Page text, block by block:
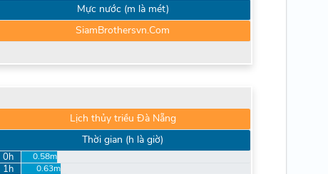
Mực nước (m là mét)
SiamBrothersvn.Com
Lịch thủy triều Đà Nẵng
Thời gian (h là giờ)
0h 0.58m
1h 0.63m